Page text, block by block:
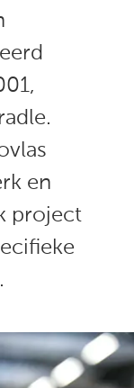
en
project